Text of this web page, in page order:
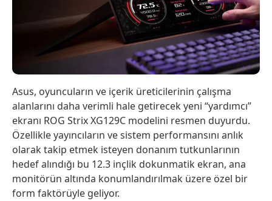
Asus, oyuncuların ve içerik üreticilerinin çalışma
alanlarını daha verimli hale getirecek yeni “yardımcı”
ekranı ROG Strix XG129C modelini resmen duyurdu.
Özellikle yayıncıların ve sistem performansını anlık
olarak takip etmek isteyen donanım tutkunlarının
hedef alındığı bu 12.3 inçlik dokunmatik ekran, ana
monitörün altında konumlandırılmak üzere özel bir
form faktörüyle geliyor.